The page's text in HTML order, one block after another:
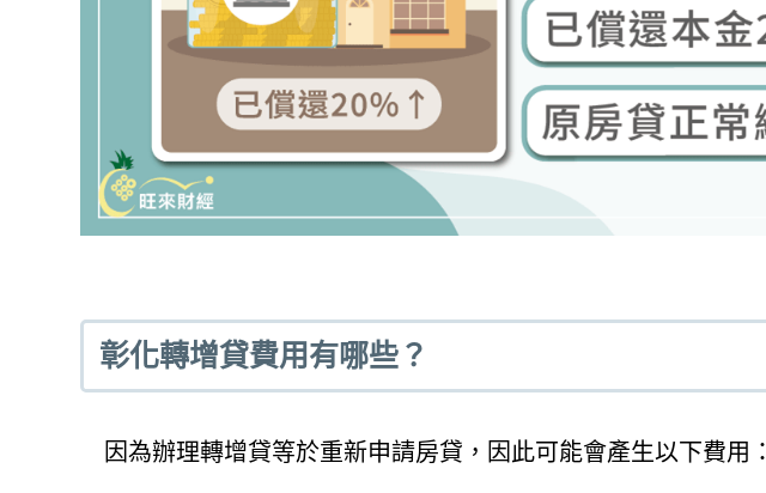
彰化轉增貸費用有哪些？
因為辦理轉增貸等於重新申請房貸，因此可能會產生以下費用：